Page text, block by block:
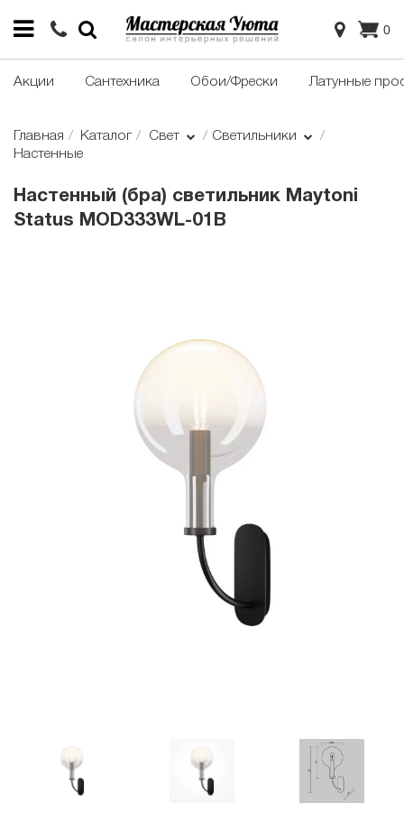
0
Акции Сантехника Обои/Фрески Латунные
Главная Каталог Свет
Светильники
Настенные
Настенный (бра) светильник Maytoni
Status MOD333WL-01B